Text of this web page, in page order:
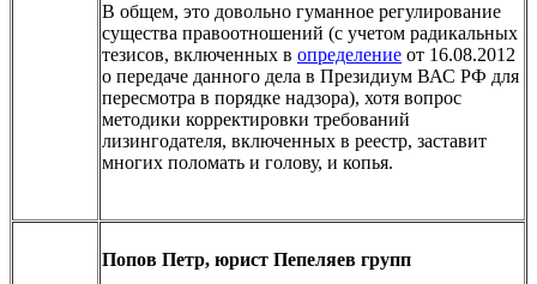
В общем, это довольно гуманное регулирование
существа правоотношений (с учетом радикальных
тезисов, включенных в определение от 16.08.2012
о передаче данного дела в Президиум ВАС РФ для
пересмотра в порядке надзора), хотя вопрос
методики корректировки требований
лизингодателя, включенных в реестр, заставит
многих поломать и голову, и копья.
Попов Петр, юрист Пепеляев групп